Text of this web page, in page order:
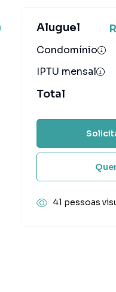
Aluguel
Condomínio
IPTU mensal
Total
41 pessoas